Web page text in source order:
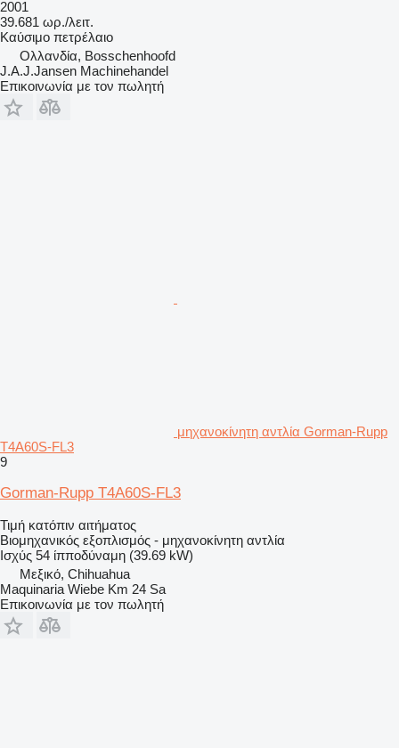
2001
39.681 ωρ./λειτ.
Καύσιμο πετρέλαιο
Ολλανδία, Bosschenhoofd
J.A.J.Jansen Machinehandel
Επικοινωνία με τον πωλητή
μηχανοκίνητη αντλία Gorman-Rupp
T4A60S-FL3
9
Gorman-Rupp T4A60S-FL3
Τιμή κατόπιν αιτήματος
Βιομηχανικός εξοπλισμός - μηχανοκίνητη αντλία
Ισχύς 54 ίπποδύναμη (39.69 kW)
Μεξικό, Chihuahua
Maquinaria Wiebe Km 24 Sa
Επικοινωνία με τον πωλητή